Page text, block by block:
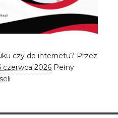
czy do internetu? Przez
czerwca 2026 Pełny